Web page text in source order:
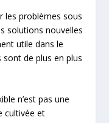
les problèmes sous
solutions nouvelles
utile dans le
de plus en plus
n’est pas une
cultivée et